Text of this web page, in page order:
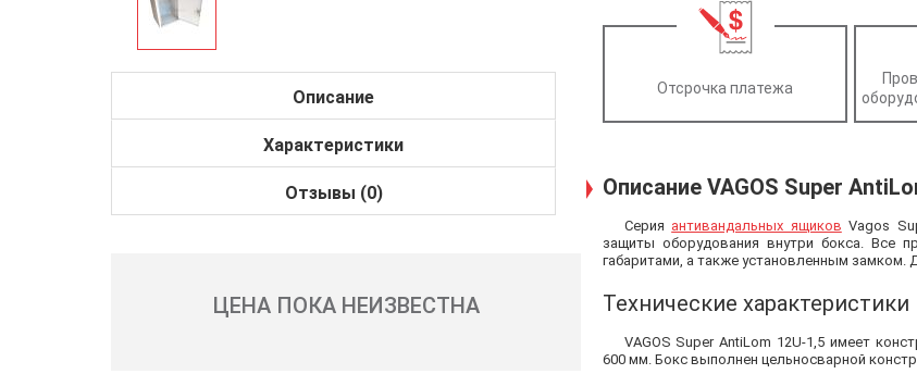
Описание
Характеристики
Отзывы (0)
ЦЕНА ПОКА НЕИЗВЕСТНА
Отсрочка платежа
Описание VAGOS Super
Серия антивандальных ящиков Vagos
защиты оборудования внутри бокса. Все
габаритами, а также установленным
Технические характеристики
VAGOS Super AntiLom 12U-1,5 имеет
600 мм. Бокс выполнен цельносварной